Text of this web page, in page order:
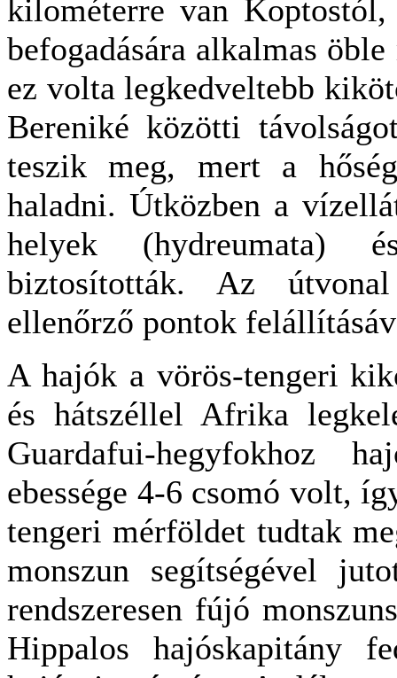
kilométerre van
befogadására alkalmas
ez volta legkedveltebb
Bereniké közötti
teszik meg, mert a
haladni. Útközben a
helyek (hydreumata)
biztosították. Az
ellenőrző pontok
A hajók a vörös-tengeri
és hátszéllel Afrika
Guardafui-hegyfokhoz
ebessége 4-6 csomó volt,
tengeri mérföldet tudtak
monszun segítségével
rendszeresen fújó
Hippalos hajóskapitány